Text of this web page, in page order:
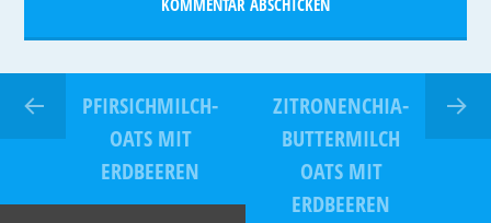
PFIRSICHMILCH-
OATS MIT
ERDBEEREN
ZITRONENCHIA-
BUTTERMILCH
OATS MIT
ERDBEEREN